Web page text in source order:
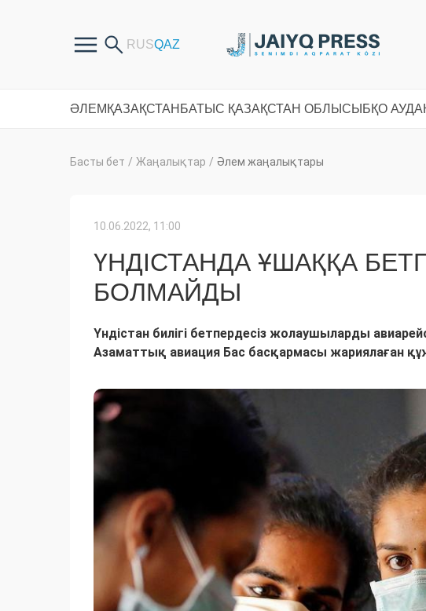
ӘЛЕМ ҚАЗАҚСТАН БАТЫС ҚАЗАҚСТАН ОБЛЫСЫ БҚО
Басты бет / Жаңалықтар / Әлем жаңалықтары
10.06.2022, 11:00
ҮНДІСТАНДА ҰШАҚҚА
БОЛМАЙДЫ
Үндістан билігі бетпердесіз жолаушыларды
Азаматтық авиация Бас басқармасы жариялаған